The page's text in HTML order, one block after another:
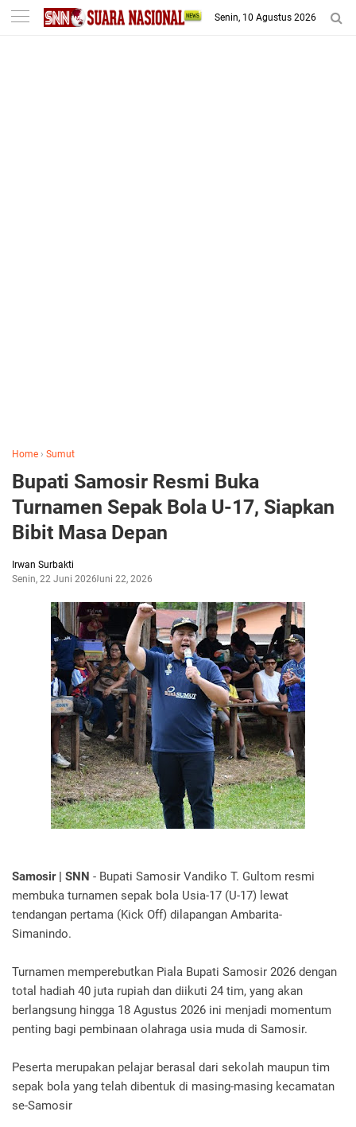
-->
Senin, 10 Agustus 2026
Home › Sumut
Bupati Samosir Resmi Buka
Turnamen Sepak Bola U-17, Siapkan
Bibit Masa Depan
Irwan Surbakti
Senin, 22 Juni 2026Juni 22, 2026
Samosir | SNN - Bupati Samosir Vandiko T. Gultom resmi
membuka turnamen sepak bola Usia-17 (U-17) lewat
tendangan pertama (Kick Off) dilapangan Ambarita-
Simanindo.
Turnamen memperebutkan Piala Bupati Samosir 2026 dengan
total hadiah 40 juta rupiah dan diikuti 24 tim, yang akan
berlangsung hingga 18 Agustus 2026 ini menjadi momentum
penting bagi pembinaan olahraga usia muda di Samosir.
Peserta merupakan pelajar berasal dari sekolah maupun tim
sepak bola yang telah dibentuk di masing-masing kecamatan
se-Samosir